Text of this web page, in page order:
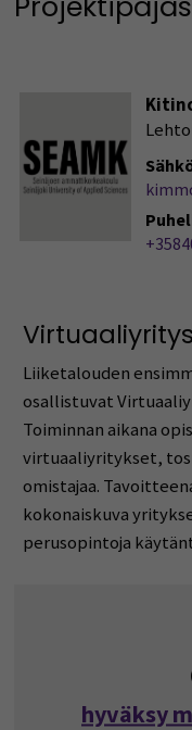
Liiketalouden
osallistuvat
Toiminnan aikana
virtuaaliyritykset,
omistajaa.
kokonaiskuva
perusopintoja
hyväksy